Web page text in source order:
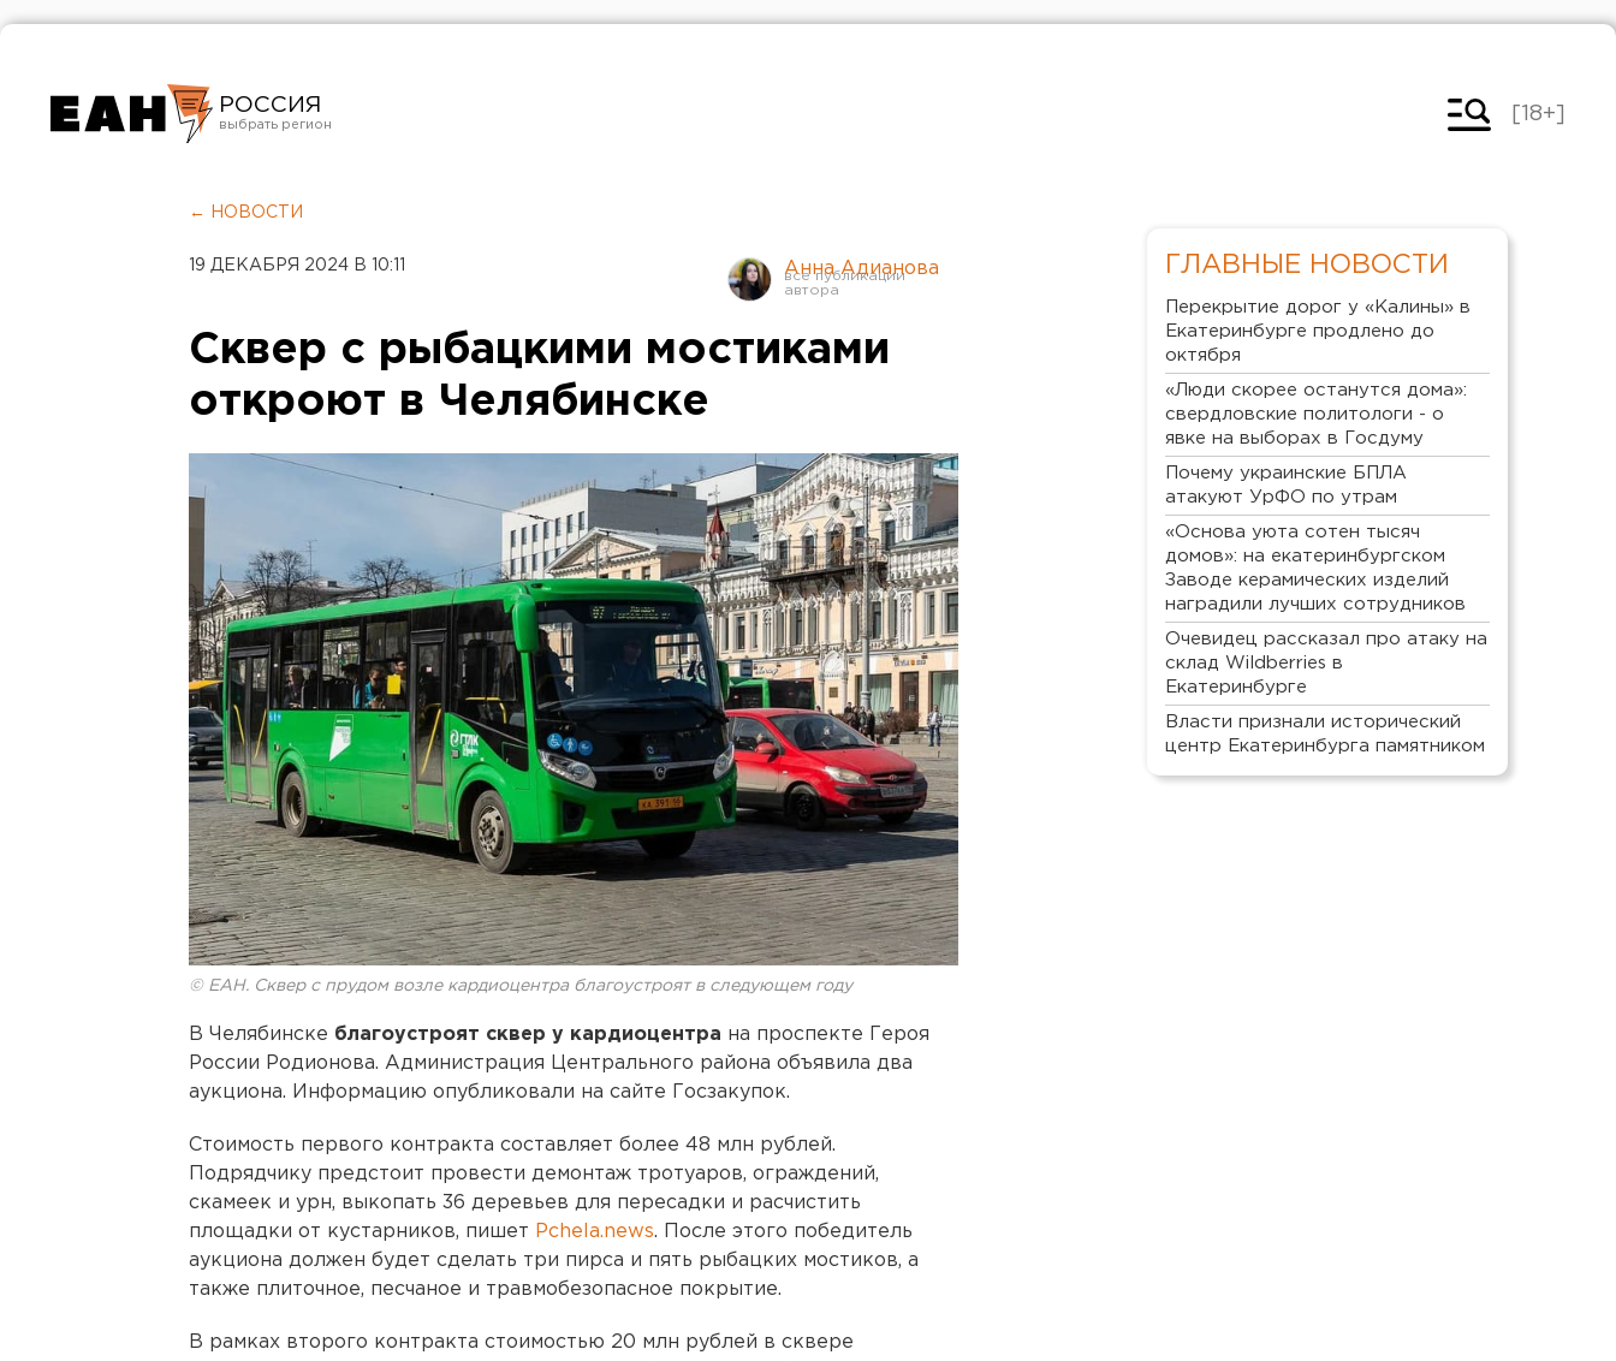
РОССИЯ
Челябинск
[18+]
← НОВОСТИ
19 ДЕКАБРЯ 2024 В 10:11 Анна Адианова
Сквер с рыбацкими мостиками
откроют в Челябинске
© ЕАН. Сквер с прудом возле кардиоцентра благоустроят в следующем году
В Челябинске благоустроят сквер у кардиоцентра на проспекте Героя
России Родионова. Администрация Центрального района объявила два
аукциона. Информацию опубликовали на сайте Госзакупок.
Стоимость первого контракта составляет более 48 млн рублей.
Подрядчику предстоит провести демонтаж тротуаров, ограждений,
скамеек и урн, выкопать 36 деревьев для пересадки и расчистить
площадки от кустарников, пишет Pchela.news. После этого победитель
аукциона должен будет сделать три пирса и пять рыбацких мостиков, а
также плиточное, песчаное и травмобезопасное покрытие.
В рамках второго контракта стоимостью 20 млн рублей в сквере
ГЛАВНЫЕ НОВОСТИ
Перекрытие дорог у «Калины» в
Екатеринбурге продлено до
октября
«Люди скорее останутся дома»:
свердловские политологи - о
явке на выборах в Госдуму
Почему украинские БПЛА
атакуют УрФО по утрам
«Основа уюта сотен тысяч
домов»: на екатеринбургском
Заводе керамических изделий
наградили лучших сотрудников
Очевидец рассказал про атаку на
склад Wildberries в
Екатеринбурге
Власти признали исторический
центр Екатеринбурга памятником